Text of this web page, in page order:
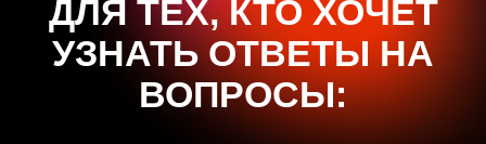
ДЛЯ ТЕХ, КТО ХОЧЕТ
УЗНАТЬ ОТВЕТЫ НА
ВОПРОСЫ: